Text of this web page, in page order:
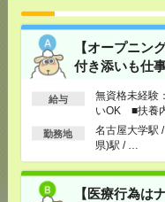
【オープニン
付き添いも仕
給与
無資格未経
いOK ■扶養
以上
勤務地
名古屋大学駅
県)駅 / …
【医療行為は
メールで送る
シェア